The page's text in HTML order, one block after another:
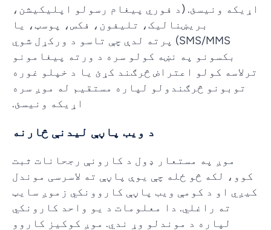
اړیکه ونیسئ. (د فوري پیغام رسولو اپلیکیشن،
بریښنالیک، تلیفون، فکس، پوسټ، یا
SMS/MMS) پرته لدې چې تاسو د ورکړل شوي
بکسونو په نښه کولو سره د ورته پیغامونو
ترلاسه کولو اعتراض څرګند کړئ یا د خپلو غوره
توبونو څرګندولو لپاره مستقیم له موږ سره
اړیکه ونیسئ.
د ویب پاڼې لیدنې څارنه
موږ په مستعار ډول د کارونې رجحانات ثبت
کوو، لکه څو ځله چې یوې پاڼې ته لاسرسی موندل
کیږي او د کومې ویب پاڼې کاروونکي زموږ سایټ
ته راغلي. دا معلومات د یو واحد کارونکي
لپاره د موندلو وړ ندي. موږ کوکیز کاروو